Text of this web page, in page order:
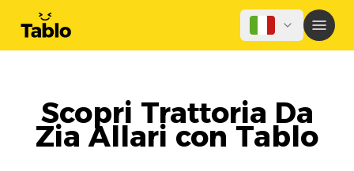
Scopri Trattoria Da
Zia Allari con Tablo